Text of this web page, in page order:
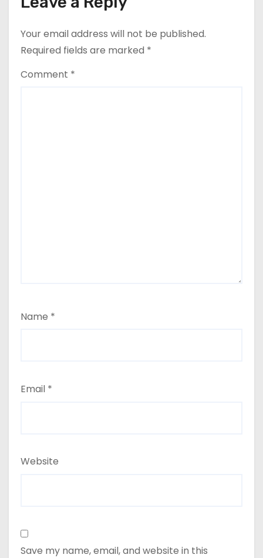
n
Your email address will not be published.
Required fields are marked *
Comment *
Name *
Email *
Website
Save my name, email, and website in this